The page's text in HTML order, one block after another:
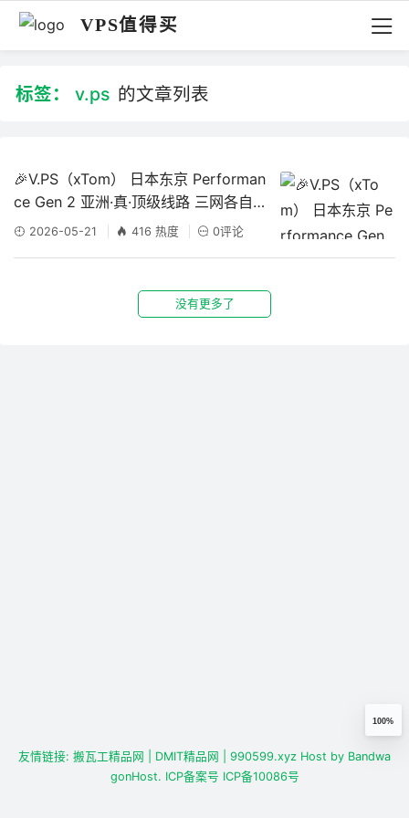
VPS值得买
标签： v.ps 的文章列表
🎉V.PS（xTom） 日本东京 Performan
ce Gen 2 亚洲·真·顶级线路 三网各自优
化 机器测评
2026-05-21 416 热度 0评论
没有更多了
100%
友情链接: 搬瓦工精品网 | DMIT精品网 | 990599.xyz Host by Bandwa
gonHost. ICP备案号 ICP备10086号